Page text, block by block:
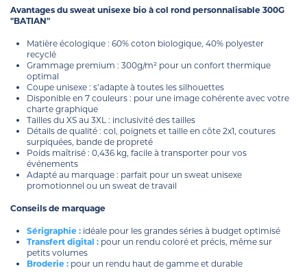
Avantages du sweat unisexe bio à col rond personnalisable 300G
"BATIAN"
Matière écologique : 60% coton biologique, 40% polyester
recyclé
Grammage premium : 300g/m² pour un confort thermique
optimal
Coupe unisexe : s’adapte à toutes les silhouettes
Disponible en 7 couleurs : pour une image cohérente avec votre
charte graphique
Tailles du XS au 3XL : inclusivité des tailles
Détails de qualité : col, poignets et taille en côte 2x1, coutures
surpiquées, bande de propreté
Poids maîtrisé : 0,436 kg, facile à transporter pour vos
événements
Adapté au marquage : parfait pour un sweat unisexe
promotionnel ou un sweat de travail
Conseils de marquage
Sérigraphie : idéale pour les grandes séries à budget optimisé
Transfert digital : pour un rendu coloré et précis, même sur
petits volumes
Broderie : pour un rendu haut de gamme et durable